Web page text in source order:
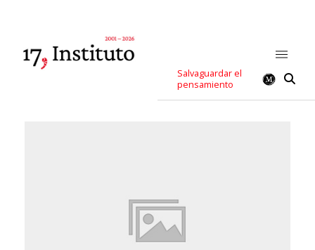
Salvaguardar el
pensamiento